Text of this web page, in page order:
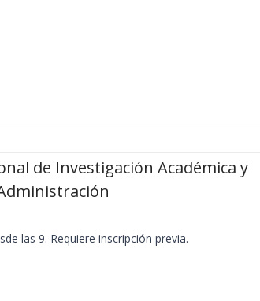
de Investigación Académica y
las 9. Requiere inscripción previa.